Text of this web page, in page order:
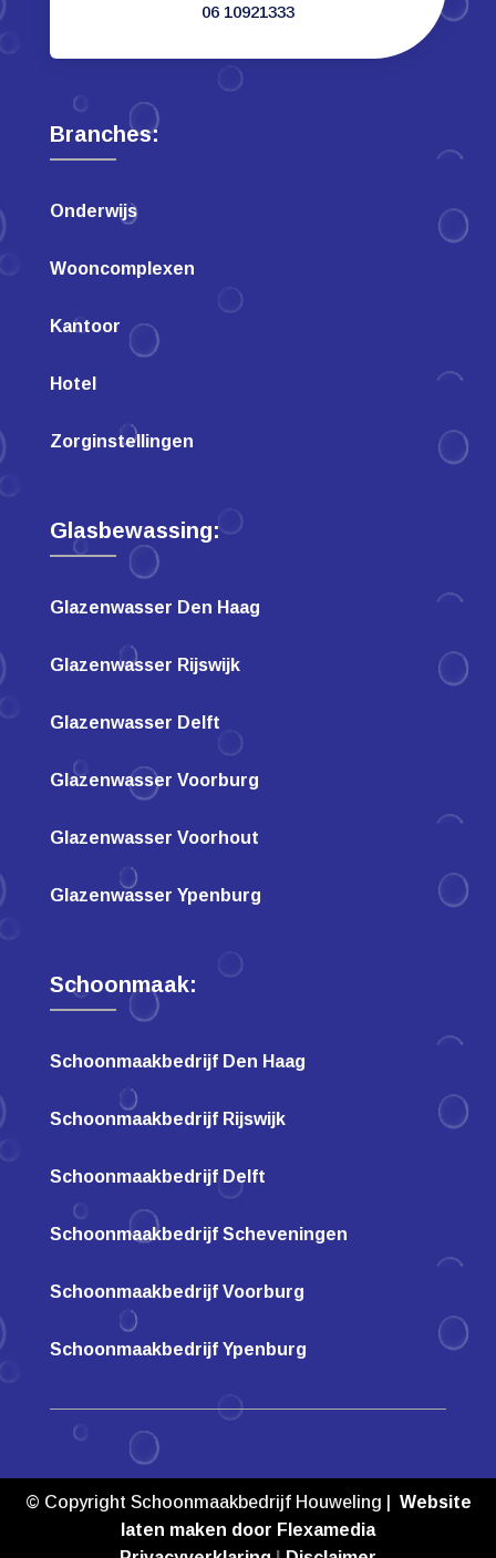
06 10921333
Branches:
Onderwijs
Wooncomplexen
Kantoor
Hotel
Zorginstellingen
Glasbewassing:
Glazenwasser Den Haag
Glazenwasser Rijswijk
Glazenwasser Delft
Glazenwasser Voorburg
Glazenwasser Voorhout
Glazenwasser Ypenburg
Schoonmaak:
Schoonmaakbedrijf Den Haag
Schoonmaakbedrijf Rijswijk
Schoonmaakbedrijf Delft
Schoonmaakbedrijf Scheveningen
Schoonmaakbedrijf Voorburg
Schoonmaakbedrijf Ypenburg
© Copyright Schoonmaakbedrijf Houweling | Website
laten maken door Flexamedia